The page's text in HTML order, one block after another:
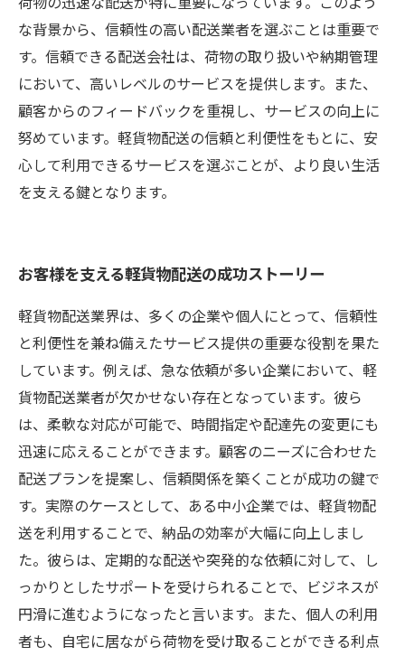
な背景から、信頼性の高い配送業者を選ぶことは重要で
す。信頼できる配送会社は、荷物の取り扱いや納期管理
において、高いレベルのサービスを提供します。また、
顧客からのフィードバックを重視し、サービスの向上に
努めています。軽貨物配送の信頼と利便性をもとに、安
心して利用できるサービスを選ぶことが、より良い生活
を支える鍵となります。
お客様を支える軽貨物配送の成功ストーリー
軽貨物配送業界は、多くの企業や個人にとって、信頼性
と利便性を兼ね備えたサービス提供の重要な役割を果た
しています。例えば、急な依頼が多い企業において、軽
貨物配送業者が欠かせない存在となっています。彼ら
は、柔軟な対応が可能で、時間指定や配達先の変更にも
迅速に応えることができます。顧客のニーズに合わせた
配送プランを提案し、信頼関係を築くことが成功の鍵で
す。実際のケースとして、ある中小企業では、軽貨物配
送を利用することで、納品の効率が大幅に向上しまし
た。彼らは、定期的な配送や突発的な依頼に対して、し
っかりとしたサポートを受けられることで、ビジネスが
円滑に進むようになったと言います。また、個人の利用
者も、自宅に居ながら荷物を受け取ることができる利点